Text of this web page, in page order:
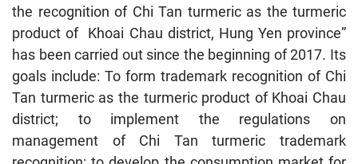
the recognition of Chi Tan turmeric as the turmeric
product of Khoai Chau district, Hung Yen province”
has been carried out since the beginning of 2017. Its
goals include: To form trademark recognition of Chi
Tan turmeric as the turmeric product of Khoai Chau
district; to implement the regulations on
management of Chi Tan turmeric trademark